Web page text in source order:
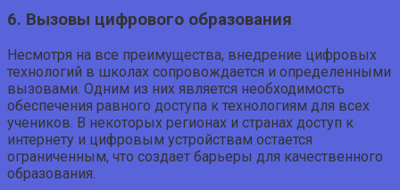
6. Вызовы цифрового образования
Несмотря на все преимущества, внедрение цифровых
технологий в школах сопровождается и определенными
вызовами. Одним из них является необходимость
обеспечения равного доступа к технологиям для всех
учеников. В некоторых регионах и странах доступ к
интернету и цифровым устройствам остается
ограниченным, что создает барьеры для качественного
образования.